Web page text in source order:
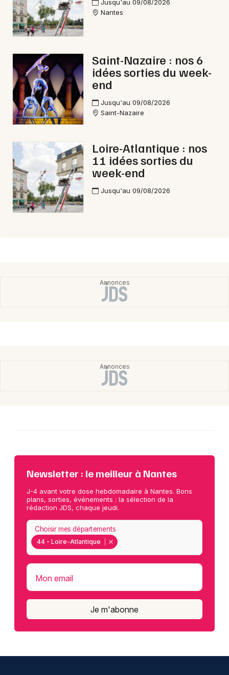
Jusqu'au 09/08/2026
Nantes
Saint-Nazaire : nos 6
idées sorties du week-
end
Jusqu'au 09/08/2026
Saint-Nazaire
Loire-Atlantique : nos
11 idées sorties du
week-end
Jusqu'au 09/08/2026
Newsletter : le meilleur à Nantes
J-4 avant votre dose hebdomadaire à Nantes. Bons
plans, sorties, événements : la sélection de la
rédaction JDS, chaque jeudi.
44 - Loire-Atlantique
Choisir mes départements
Mon email
Je m'abonne